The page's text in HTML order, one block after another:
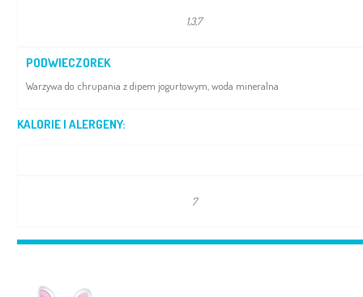
1,3,7
PODWIECZOREK
Warzywa do chrupania z dipem jogurtowym, woda mineralna
KALORIE I ALERGENY:
7